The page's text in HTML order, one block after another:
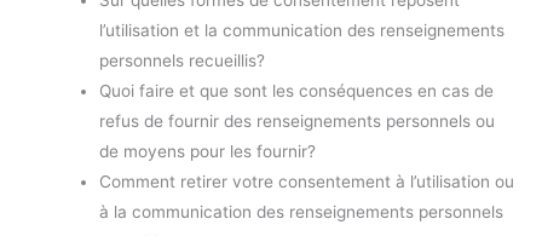
l’utilisation et la communication des renseignements
personnels recueillis?
Quoi faire et que sont les conséquences en cas de
refus de fournir des renseignements personnels ou
de moyens pour les fournir?
Comment retirer votre consentement à l’utilisation ou
à la communication des renseignements personnels